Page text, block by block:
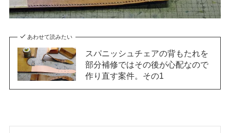
あわせて読みたい
スパニッシュチェアの背もたれを
部分補修ではその後が心配なので
作り直す案件。その1